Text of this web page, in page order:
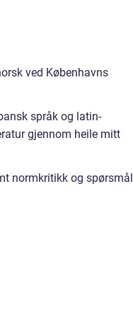
ved Københavns
språk og latin-
gjennom heile mitt
normkritikk og spørsmål